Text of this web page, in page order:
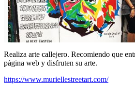
Realiza arte callejero. Recomiendo que
página web y disfruten su arte.
https://www.muriellestreetart.com/